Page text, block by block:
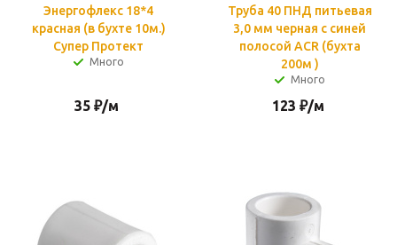
Энергофлекс 18*4
красная (в бухте 10м.)
Супер Протект
Много
35 ₽/м
Труба 40 ПНД питьевая
3,0 мм черная c синей
полосой ACR (бухта
200м )
Много
123 ₽/м